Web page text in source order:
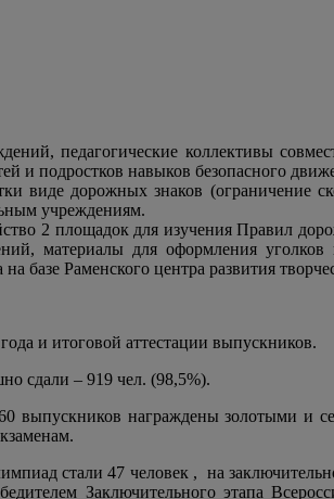
педагогические коллективы
и подростков навыков безопасного
виде дорожных знаков
учреждениям.
2 площадок для изучения
материалы для оформления
базе Раменского центра развития
и итоговой аттестации выпускников.
сдали – 919 чел. (98,5%).
выпускников награждены золотыми и
стали 47 человек , на
Заключительного этапа